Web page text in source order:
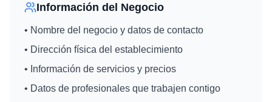
Información del Negocio
• Nombre del negocio y datos de contacto
• Dirección física del establecimiento
• Información de servicios y precios
• Datos de profesionales que trabajen contigo